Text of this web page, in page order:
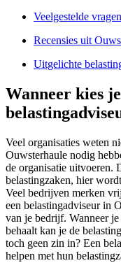
Veelgestelde
Recensies uit
Uitgelichte
Wanneer kies
Veel organisaties weten
Ouwsterhaule nodig
de organisatie uitvoeren.
belastingzaken, hier
Veel bedrijven merken
een belastingadviseur in
van je bedrijf. Wanneer
behaalt kan je de
toch geen zin in? Een
helpen met hun